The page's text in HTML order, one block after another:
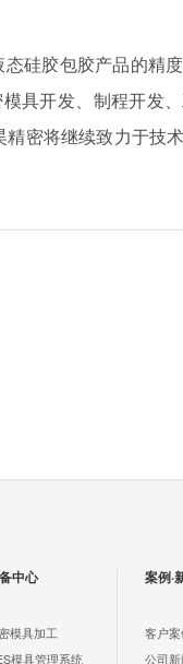
硅胶包胶产品的精度
具开发、制程开发
密将继续致力于技
中心
模具加工
模具管理系统
案例·
客户案
公司新